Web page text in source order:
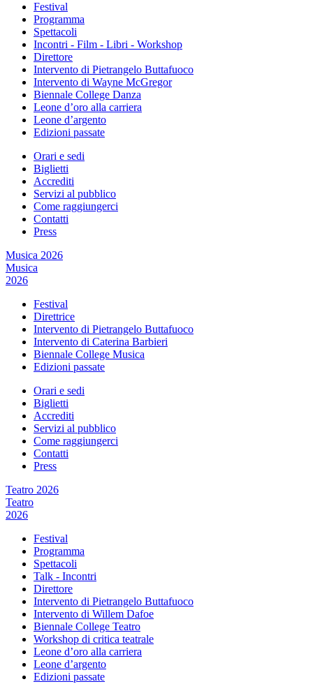
Festival
Programma
Spettacoli
Incontri - Film - Libri - Workshop
Direttore
Intervento di Pietrangelo Buttafuoco
Intervento di Wayne McGregor
Biennale College Danza
Leone d’oro alla carriera
Leone d’argento
Edizioni passate
Orari e sedi
Biglietti
Accrediti
Servizi al pubblico
Come raggiungerci
Contatti
Press
Musica 2026
Musica
2026
Festival
Direttrice
Intervento di Pietrangelo Buttafuoco
Intervento di Caterina Barbieri
Biennale College Musica
Edizioni passate
Orari e sedi
Biglietti
Accrediti
Servizi al pubblico
Come raggiungerci
Contatti
Press
Teatro 2026
Teatro
2026
Festival
Programma
Spettacoli
Talk - Incontri
Direttore
Intervento di Pietrangelo Buttafuoco
Intervento di Willem Dafoe
Biennale College Teatro
Workshop di critica teatrale
Leone d’oro alla carriera
Leone d’argento
Edizioni passate